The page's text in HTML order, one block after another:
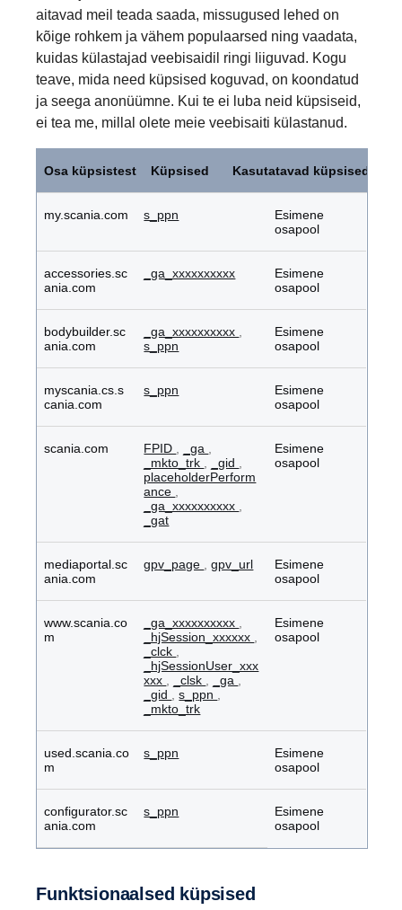
aitavad meil teada saada, missugused lehed on
kõige rohkem ja vähem populaarsed ning vaadata,
kuidas külastajad veebisaidil ringi liiguvad. Kogu
teave, mida need küpsised koguvad, on koondatud
ja seega anonüümne. Kui te ei luba neid küpsiseid,
ei tea me, millal olete meie veebisaiti külastanud.
Osa küpsistest Küpsised Kasutatavad küpsised
my.scania.com s_ppn
Esimene
osapool
accessories.sc
ania.com
_ga_xxxxxxxxxx
Esimene
osapool
bodybuilder.sc
ania.com
_ga_xxxxxxxxxx
s_ppn
Esimene
osapool
myscania.cs.s
cania.com
s_ppn
Esimene
osapool
scania.com FPID _ga
_mkto_trk
_gid
placeholderPerform
ance
_ga_xxxxxxxxxx
_gat
Esimene
osapool
mediaportal.sc
ania.com
gpv_page ,gpv_url
Esimene
osapool
www.scania.co
m
_ga_xxxxxxxxxx
_hjSession_xxxxxx
_clck
_hjSessionUser_xxx
xxx
_clsk _ga
_gid
,s_ppn
_mkto_trk
Esimene
osapool
used.scania.co
m
s_ppn
Esimene
osapool
configurator.sc
ania.com
s_ppn
Esimene
osapool
Funktsionaalsed küpsised